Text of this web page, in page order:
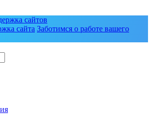
сайта Заботимся о работе вашего